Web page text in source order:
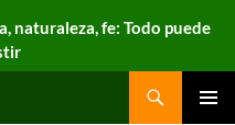
naturaleza, fe: Todo puede